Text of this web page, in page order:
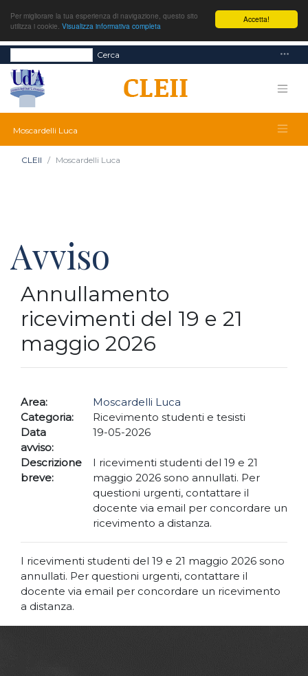
Accetta!
Per migliorare la tua esperienza di navigazione, questo sito
utilizza i cookie. Visualizza informativa completa
Cerca
Moscardelli Luca
CLEII Moscardelli Luca
Avviso
Annullamento
ricevimenti del 19 e 21
maggio 2026
Area:
Moscardelli Luca
Categoria:
Ricevimento studenti e tesisti
Data
avviso:
19-05-2026
Descrizione
breve:
I ricevimenti studenti del 19 e 21
maggio 2026 sono annullati. Per
questioni urgenti, contattare il
docente via email per concordare un
ricevimento a distanza.
I ricevimenti studenti del 19 e 21 maggio 2026 sono
annullati. Per questioni urgenti, contattare il
docente via email per concordare un ricevimento
a distanza.